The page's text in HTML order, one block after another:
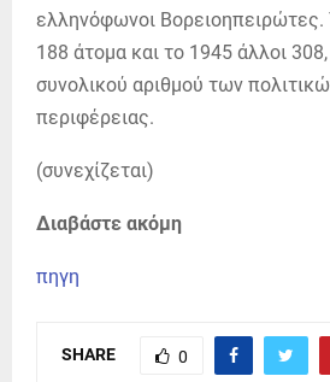
ελληνόφωνοι Βορειοηπειρώτες.
188 άτομα και το 1945 άλλοι
συνολικού αριθμού των
περιφέρειας.
(συνεχίζεται)
Διαβάστε ακόμη
πηγη
SHARE 0